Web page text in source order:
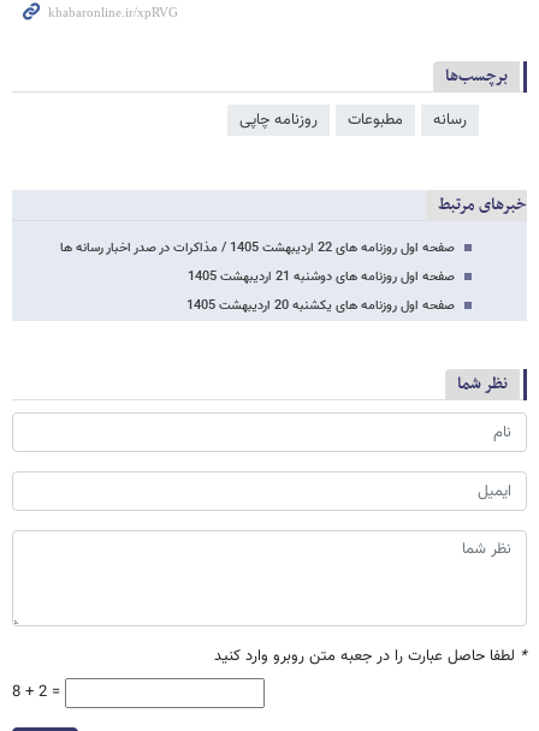
برچسب‌ها
رسانه مطبوعات روزنامه چاپی
خبرهای مرتبط
صفحه اول روزنامه های 22 اردیبهشت 1405 / مذاکرات در صدر اخبار رسانه ها
صفحه اول روزنامه های دوشنبه 21 اردیبهشت 1405
صفحه اول روزنامه های یکشنبه 20 اردیبهشت 1405
نظر شما
* لطفا حاصل عبارت را در جعبه متن روبرو وارد کنید
8 + 2 =